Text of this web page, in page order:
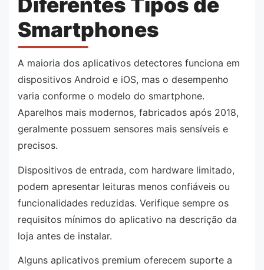
Smartphones
A maioria dos aplicativos detectores funciona em
dispositivos Android e iOS, mas o desempenho
varia conforme o modelo do smartphone.
Aparelhos mais modernos, fabricados após 2018,
geralmente possuem sensores mais sensíveis e
precisos.
Dispositivos de entrada, com hardware limitado,
podem apresentar leituras menos confiáveis ou
funcionalidades reduzidas. Verifique sempre os
requisitos mínimos do aplicativo na descrição da
loja antes de instalar.
Alguns aplicativos premium oferecem suporte a